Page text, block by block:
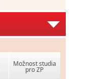
Možnost studia
pro ZP